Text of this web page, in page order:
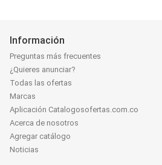
Información
Preguntas más frecuentes
¿Quieres anunciar?
Todas las ofertas
Marcas
Aplicación Catalogosofertas.com.co
Acerca de nosotros
Agregar catálogo
Noticias